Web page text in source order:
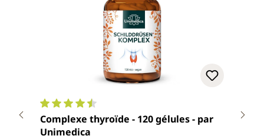
Note moyenne de 4.5 sur 5 étoiles
Complexe thyroïde - 120 gélules - par
Unimedica